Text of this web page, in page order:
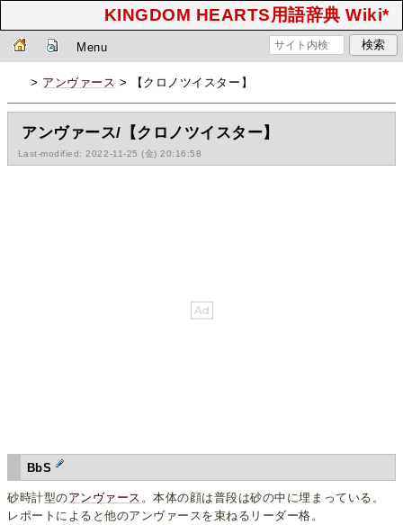
KINGDOM HEARTS用語辞典 Wiki*
Menu
> アンヴァース > 【クロノツイスター】
アンヴァース/【クロノツイスター】
Last-modified: 2022-11-25 (金) 20:16:58
BbS
砂時計型のアンヴァース 。本体の顔は普段は砂の中に埋まっている。
レポートによると他のアンヴァースを束ねるリーダー格。